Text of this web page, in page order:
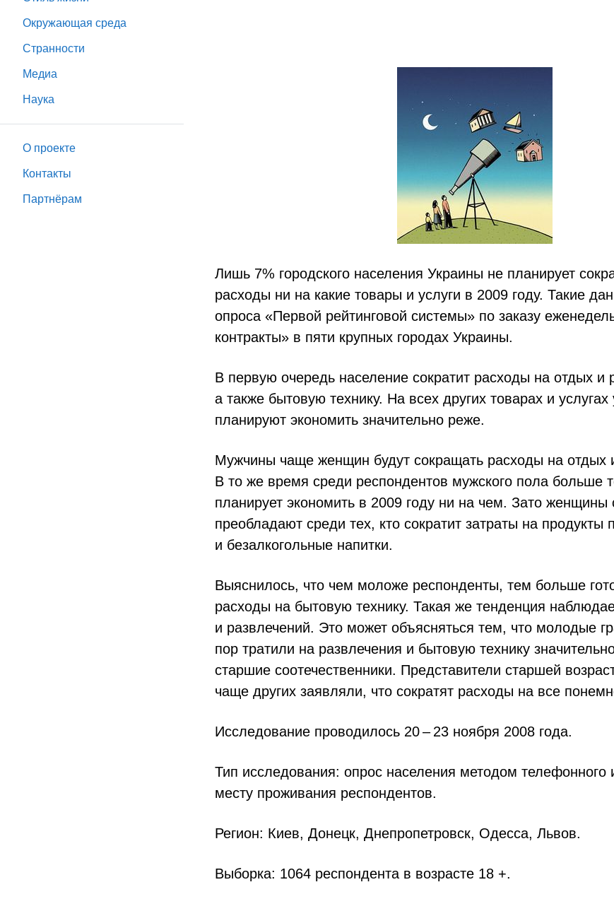
Окружающая среда
Странности
Медиа
Наука
О проекте
Контакты
Партнёрам
Лишь 7% городского населения Украины не планирует
расходы ни на какие товары и услуги в 2009 году. Такие
опроса «Первой рейтинговой системы» по заказу
контракты» в пяти крупных городах Украины.
В первую очередь население сократит расходы на отдых и
а также бытовую технику. На всех других товарах и услугах
планируют экономить значительно реже.
Мужчины чаще женщин будут сокращать расходы на отдых
В то же время среди респондентов мужского пола больше
планирует экономить в 2009 году ни на чем. Зато женщины
преобладают среди тех, кто сократит затраты на продукты
и безалкогольные напитки.
Выяснилось, что чем моложе респонденты, тем больше
расходы на бытовую технику. Такая же тенденция
и развлечений. Это может объясняться тем, что молодые
пор тратили на развлечения и бытовую технику
старшие соотечественники. Представители старшей
чаще других заявляли, что сократят расходы на все
Исследование проводилось 20 – 23 ноября 2008 года.
Тип исследования: опрос населения методом телефонного
месту проживания респондентов.
Регион: Киев, Донецк, Днепропетровск, Одесса, Львов.
Выборка: 1064 респондента в возрасте 18 +.